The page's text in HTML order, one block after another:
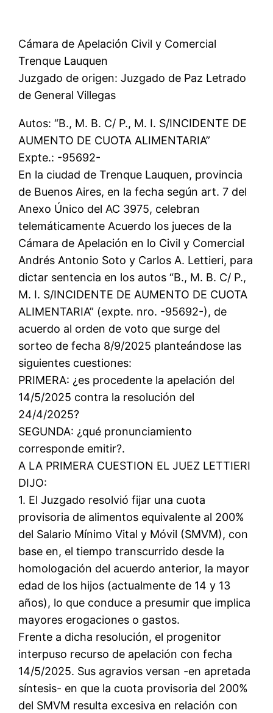
Cámara de Apelación Civil y Comercial
Trenque Lauquen
Juzgado de origen: Juzgado de Paz Letrado
de General Villegas
Autos: “B., M. B. C/ P., M. I. S/INCIDENTE DE
AUMENTO DE CUOTA ALIMENTARIA”
Expte.: -95692-
En la ciudad de Trenque Lauquen, provincia
de Buenos Aires, en la fecha según art. 7 del
Anexo Único del AC 3975, celebran
telemáticamente Acuerdo los jueces de la
Cámara de Apelación en lo Civil y Comercial
Andrés Antonio Soto y Carlos A. Lettieri, para
dictar sentencia en los autos “B., M. B. C/ P.,
M. I. S/INCIDENTE DE AUMENTO DE CUOTA
ALIMENTARIA” (expte. nro. -95692-), de
acuerdo al orden de voto que surge del
sorteo de fecha 8/9/2025 planteándose las
siguientes cuestiones:
PRIMERA: ¿es procedente la apelación del
14/5/2025 contra la resolución del
24/4/2025?
SEGUNDA: ¿qué pronunciamiento
corresponde emitir?.
A LA PRIMERA CUESTION EL JUEZ LETTIERI
DIJO:
1. El Juzgado resolvió fijar una cuota
provisoria de alimentos equivalente al 200%
del Salario Mínimo Vital y Móvil (SMVM), con
base en, el tiempo transcurrido desde la
homologación del acuerdo anterior, la mayor
edad de los hijos (actualmente de 14 y 13
años), lo que conduce a presumir que implica
mayores erogaciones o gastos.
Frente a dicha resolución, el progenitor
interpuso recurso de apelación con fecha
14/5/2025. Sus agravios versan -en apretada
síntesis- en que la cuota provisoria del 200%
del SMVM resulta excesiva en relación con